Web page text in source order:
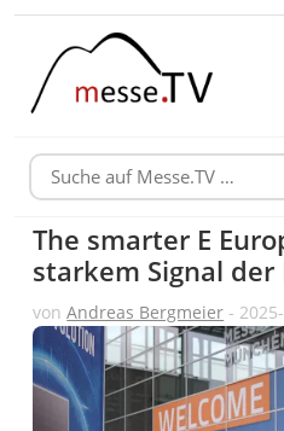
The smarter E
starkem Signal der
vonAndreas Bergmeier -